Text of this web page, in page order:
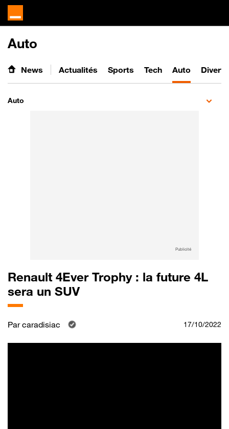
Auto
News Actualités Sports Tech Auto
Auto
Publicité
Renault 4Ever Trophy : la future 4L
sera un SUV
Parcaradisiac 17/10/2022